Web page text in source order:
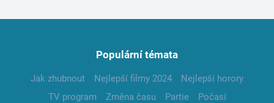
Populární témata
Jak zhubnout Nejlepší filmy 2024
Nejlepší horory
TV program
Změna času Partie
Počasí